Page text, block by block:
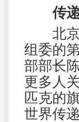
传
北京
组委的
部部长
更多人
匹克的
世界传